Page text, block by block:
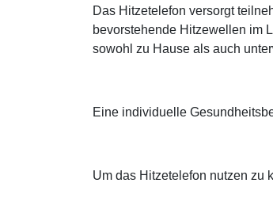
Das Hitzetelefon versorgt
bevorstehende Hitzewellen im
sowohl zu Hause als auch
Eine individuelle
Um das Hitzetelefon nutzen zu